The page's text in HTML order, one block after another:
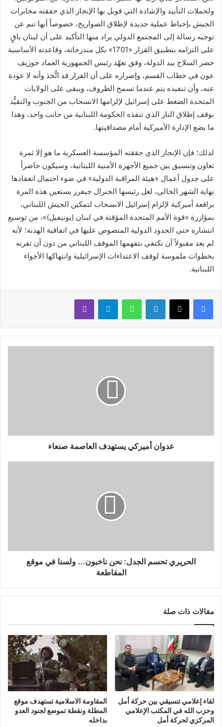
ولحملات التأييد والإشادة التي قوبل بها الإنجاز الذي حققته مخابرات
الجيش بإحباط عملية جديدة لإطلاق الصواريخ، خصوصاً أنها تنم عن
توجيه رسالة إلى المجتمع الدولي يراد منها التأكيد على أن لبنان باقٍ
على التزامه بتطبيق القرار «1701» بكل مندرجاته، وقاعدته الأساسية
حصر السلاح بيد الدولة، وفق تعهّد رئيس الجمهورية العماد جوزيف
عون في خطاب القسم، وإصراره على أن القرار قد اتُّخذ وأنه لا عودة
عنه، وأن تنفيذه يتم عندما تسمح الظروف، ويبقى على الولايات
المتحدة الضغط على إسرائيل لإلزامها الانسحاب من الجنوب والتقيُّد
بوقف إطلاق النار الذي تنفذه الحكومة اللبنانية من جانب واحد، وهذا
ما يضع الإدارة الأميركية أمام مصداقيتها.
لذلك؛ فإن الإنجاز الذي حققته المؤسسة العسكرية ما هو إلا ثمرة
تعاون وتنسيق بين جميع الأجهزة الأمنية اللبنانية، وسيكون حاضراً
على جدول أعمال «هيئة المراقبة الدولية» في ضوء احتمال انعقادها
نهاية الشهر الحالي، لعل رئيسها الجنرال جيفرز يستعين هذه المرة
برافعة أميركية لإلزام إسرائيل الانسحاب لتمكين الجيش اللبناني،
بمؤازرة «قوة الأمم المتحدة المؤقتة في لبنان (يونيفيل)»، من توسيع
انتشاره حتى الحدود الدولية المنصوص عليها في اتفاقية الهدنة؛ لأنه
لم يعد مقبولاً أن تكتفي بتفهمها الموقف اللبناني من دون أن تقرنه
بخطوات ملموسة لوقف الاعتداءات الإسرائيلية وانتهاكها الأجواء
اللبنانية.
لينكدإن واتساب تيلقرام ڤايبر
عدوان أميركي يستهدف العاصمة صنعاء
الحريري تحسم الجدل: نحن ناخبون... ولسنا في موقع
المقاطعة
مقالات ذات صلة
لقاء إعلامي تنسيقي بين حركة أمل
وحزب الله في المكتب الإعلامي
المركزي لحركة أمل
المقاومة الاسلامية تستهدف موقع
المطلة ونقطة تموضع لجنود العدو
بداخله